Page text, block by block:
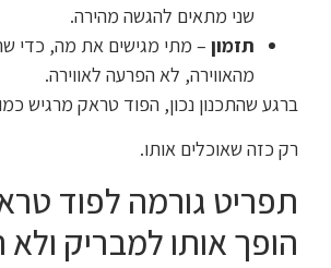
שני מתאים להגשה מהירה.
תזמון – מתי מגישים את מה, כדי
מהאווירה, לא הפרעה לאווירה.
ברגע שהתכנון נכון, הפוד טראק מרגיש
רק כזה שאוכלים אותו.
תפריט גורמה לפוד
הופך אותו למבריק